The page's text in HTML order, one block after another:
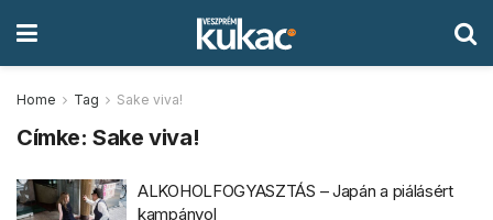
Home Tag Sake viva!
Címke:Sake viva!
ALKOHOLFOGYASZTÁS – Japán a piálásért
kampányol